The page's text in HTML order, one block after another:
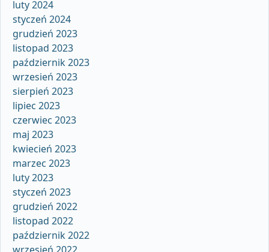
luty 2024
styczeń 2024
grudzień 2023
listopad 2023
październik 2023
wrzesień 2023
sierpień 2023
lipiec 2023
czerwiec 2023
maj 2023
kwiecień 2023
marzec 2023
luty 2023
styczeń 2023
grudzień 2022
listopad 2022
październik 2022